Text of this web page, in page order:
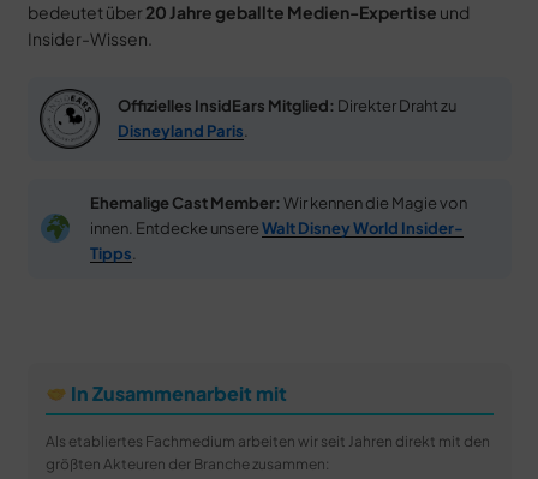
bedeutet über 20 Jahre geballte Medien-Expertise und
Insider-Wissen.
Offizielles InsidEars Mitglied: Direkter Draht zu
Disneyland Paris
Ehemalige Cast Member: Wir kennen die Magie von
innen. Entdecke unsereWalt Disney World Insider-
Tipps
In Zusammenarbeit mit
Als etabliertes Fachmedium arbeiten wir seit Jahren direkt mit den
größten Akteuren der Branche zusammen: